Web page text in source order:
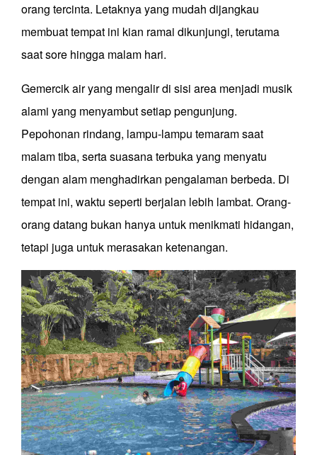
orang tercinta. Letaknya yang mudah dijangkau
membuat tempat ini kian ramai dikunjungi, terutama
saat sore hingga malam hari.
Gemercik air yang mengalir di sisi area menjadi musik
alami yang menyambut setiap pengunjung.
Pepohonan rindang, lampu-lampu temaram saat
malam tiba, serta suasana terbuka yang menyatu
dengan alam menghadirkan pengalaman berbeda. Di
tempat ini, waktu seperti berjalan lebih lambat. Orang-
orang datang bukan hanya untuk menikmati hidangan,
tetapi juga untuk merasakan ketenangan.